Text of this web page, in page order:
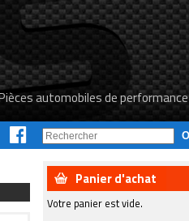
automobiles de performance
Panier d'achat
Votre panier est vide.